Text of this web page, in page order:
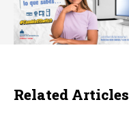
Related Articles